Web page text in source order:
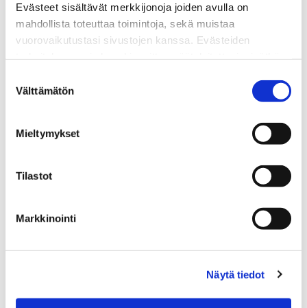
Evästeet sisältävät merkkijonoja joiden avulla on
mahdollista toteuttaa toimintoja, sekä muistaa
vuorovaikutustasi sivustojen kanssa. Evästeiden
viruksia. Evästeisiin voidaan tallentaa tietoja verkossa
toimivan palvelun käytön tai sivustolla vierailun aikana ja
valinta
Välttämätön
Mieltymykset
Tilastot
Markkinointi
Näytä tiedot
Olemme suunnitelleet alle 13-vuotiaille lapsille
täysin oman menun, josta löytyy tuttuja suosikkeja
listamme pääruoat ovat saatavilla myös lasten